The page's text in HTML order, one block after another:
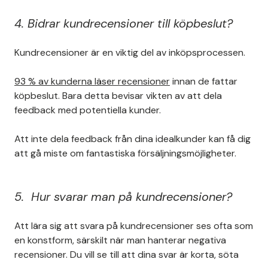
4. Bidrar kundrecensioner till köpbeslut?
Kundrecensioner är en viktig del av inköpsprocessen.
93 % av kunderna läser recensionerinnan de fattar
köpbeslut. Bara detta bevisar vikten av att dela
feedback med potentiella kunder.
Att inte dela feedback från dina idealkunder kan få dig
att gå miste om fantastiska försäljningsmöjligheter.
5. Hur svarar man på kundrecensioner?
Att lära sig att svara på kundrecensioner ses ofta som
en konstform, särskilt när man hanterar negativa
recensioner. Du vill se till att dina svar är korta, söta